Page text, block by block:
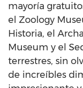
mayoría
el Zoology
Historia, el
Museum y el
terrestres, sin
de increíbles